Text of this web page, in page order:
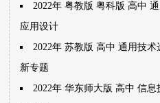
2022年 粤教版 粤科版 高中
应用设计
2022年 苏教版 高中 通用技
新专题
2022年 华东师大版 高中 信